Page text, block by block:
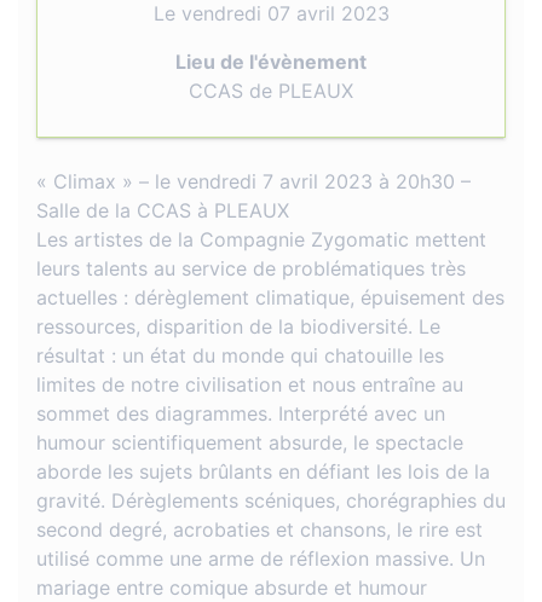
Le vendredi 07 avril 2023
Lieu de l'évènement
CCAS de PLEAUX
« Climax » – le vendredi 7 avril 2023 à 20h30 –
Salle de la CCAS à PLEAUX
Les artistes de la Compagnie Zygomatic mettent
leurs talents au service de problématiques très
actuelles : dérèglement climatique, épuisement des
ressources, disparition de la biodiversité. Le
résultat : un état du monde qui chatouille les
limites de notre civilisation et nous entraîne au
sommet des diagrammes. Interprété avec un
humour scientifiquement absurde, le spectacle
aborde les sujets brûlants en défiant les lois de la
gravité. Dérèglements scéniques, chorégraphies du
second degré, acrobaties et chansons, le rire est
utilisé comme une arme de réflexion massive. Un
mariage entre comique absurde et humour